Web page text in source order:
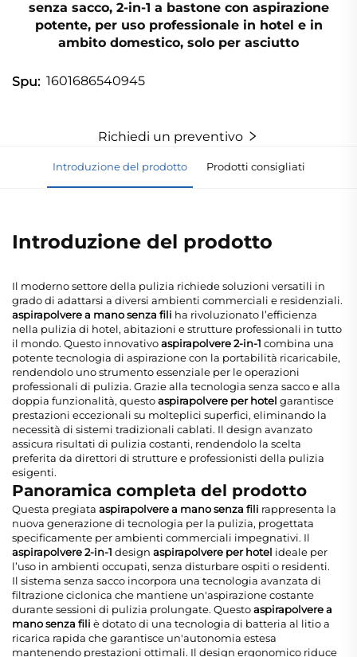
senza sacco, 2-in-1 a bastone con aspirazione
potente, per uso professionale in hotel e in
ambito domestico, solo per asciutto
Spu: 1601686540945
Richiedi un preventivo
Introduzione del prodotto Prodotti consigliati
Introduzione del prodotto
Il moderno settore della pulizia richiede soluzioni versatili in
grado di adattarsi a diversi ambienti commerciali e residenziali.
aspirapolvere a mano senza fili ha rivoluzionato l’efficienza
nella pulizia di hotel, abitazioni e strutture professionali in tutto
il mondo. Questo innovativoaspirapolvere 2-in-1 combina una
potente tecnologia di aspirazione con la portabilità ricaricabile,
rendendolo uno strumento essenziale per le operazioni
professionali di pulizia. Grazie alla tecnologia senza sacco e alla
doppia funzionalità, questoaspirapolvere per hotel garantisce
prestazioni eccezionali su molteplici superfici, eliminando la
necessità di sistemi tradizionali cablati. Il design avanzato
assicura risultati di pulizia costanti, rendendolo la scelta
preferita da direttori di strutture e professionisti della pulizia
esigenti.
Panoramica completa del prodotto
Questa pregiata aspirapolvere a mano senza fili rappresenta la
nuova generazione di tecnologia per la pulizia, progettata
specificamente per ambienti commerciali impegnativi. Il
aspirapolvere 2-in-1 design aspirapolvere per hotel ideale per
l’uso in ambienti occupati, senza disturbare ospiti o residenti.
Il sistema senza sacco incorpora una tecnologia avanzata di
filtrazione ciclonica che mantiene un'aspirazione costante
durante sessioni di pulizia prolungate. Questoaspirapolvere a
mano senza fili è dotato di una tecnologia di batteria al litio a
ricarica rapida che garantisce un'autonomia estesa
mantenendo prestazioni ottimali. Il design ergonomico riduce